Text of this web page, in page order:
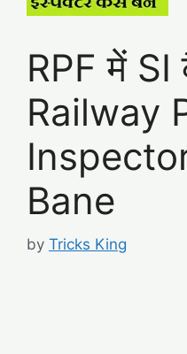
RPF में
Railway
Bane
by Tricks King